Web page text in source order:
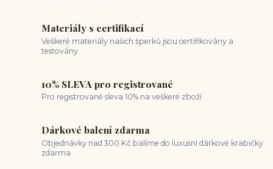
Materiály s certifikací
Veškeré materiály našich šperků jsou certifikovány a
testovány
10% SLEVA pro registrované
Pro registrované sleva 10% na veškeré zboží
Dárkové balení zdarma
Objednávky nad 300 Kč balíme do luxusní dárkové krabičky
zdarma